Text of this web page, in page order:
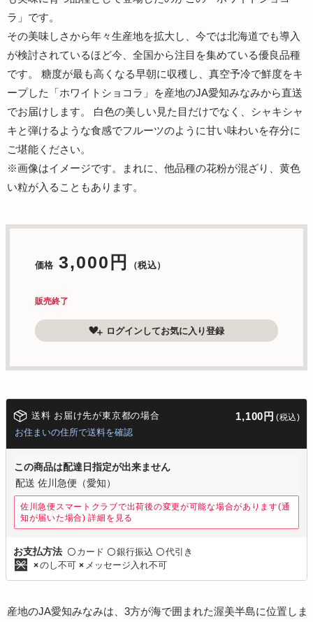
ラ」です。
その美味しさから年々生産地を拡大し、今では北海道でも導入
が検討されているほど今、全国から注目を集めている優良品種
です。 糖度が最も高くなる早朝に収穫し、真空予冷で鮮度をキ
ープした「ホワイトショコラ」を産地のJA愛知みなみから直送
でお届けします。 白色の美しい見た目だけでなく、シャキシャ
キと弾けるような食感でフルーツのように甘い味わいを存分に
ご堪能ください。
※画像はイメージです。まれに、他品種の花粉が混ざり、黄色
い粒が入ることもあります。
価格 3,000円 （税込）
販売終了
ログインしてお気に入り登録
送料 お届け先が東京都の場合 1,100円 (税込)
お住まいの住所で送料を確認
この商品は配達日指定が出来ません
配送 佐川急便（愛知）
佐川急便スマートクラブで出荷後の変更が可能な場合があります(通
知が届いた場合) 詳細を見る
お支払方法 〇 カード 〇銀行振込 〇代引き
×のし不可 × メッセージ入れ不可
産地のJA愛知みなみは、3方が海で囲まれた渥美半島に位置しま